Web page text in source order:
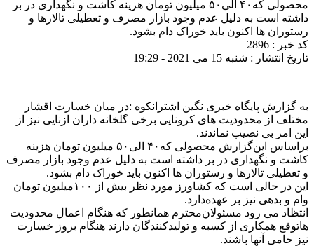
محصولی که‌۴۰ الی۵۰ میلیون تومان هزینه کاشت و نگهداری در بر
داشته است به دلیل عدم وجود بازار مصرف و تعطیلی تالارها و
رستوران ها اکنون باید خوراک دام بشود.
کد خبر : 2896
تاریخ انتشار : شنبه 15 می 2021 - 19:29
به گزارش پایگاه خبری نگین اشترانکوه :در میان خسارت اقشار
مختلف از محدودیت های کرونایی برخی گلخانه داران ازنایی نیز از
این امر بی نصیب نماندند.
براساس این‌گزارش محصولی که‌۴۰ الی۵۰ میلیون تومان هزینه
کاشت و نگهداری در بر داشته است به دلیل عدم وجود بازار مصرف
و تعطیلی تالارها و رستوران ها اکنون باید خوراک دام بشود.
این در حالی است که کشاورز مورد نظر بیش از ۱۰۰‌میلیون تومان
وام و بدهی نیز بر عهده‌دارد.
انتظاد می رود مسئولان‌محترم همانطور که هنگام اعمال محدودیت
ها‌توقع همکاری از کسبه و تولیدکنندگان دارند هنگام بروز خسارت
نیز حامی آنها باشند.